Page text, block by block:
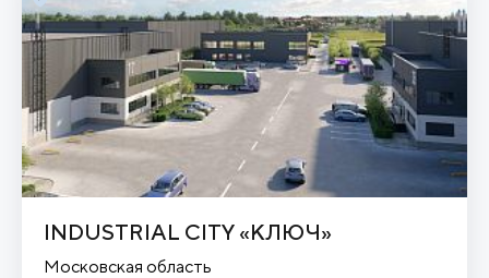
INDUSTRIAL CITY «КЛЮЧ»
Московская область